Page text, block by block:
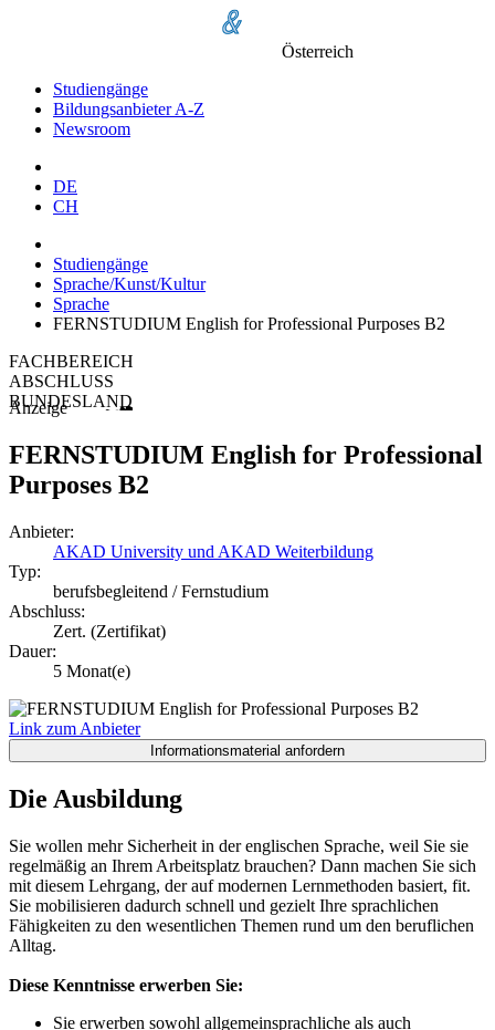
Österreich
Studiengänge
Bildungsanbieter A-Z
Newsroom
DE
CH
Studiengänge
Sprache/Kunst/Kultur
Sprache
FERNSTUDIUM English for Professional Purposes B2
FACHBEREICH
ABSCHLUSS
BUNDESLAND
Anzeige
FERNSTUDIUM English for Professional
Purposes B2
Anbieter:
AKAD University und AKAD Weiterbildung
Typ:
berufsbegleitend / Fernstudium
Abschluss:
Zert. (Zertifikat)
Dauer:
5 Monat(e)
Link zum Anbieter
Die Ausbildung
Sie wollen mehr Sicherheit in der englischen Sprache, weil Sie sie
regelmäßig an Ihrem Arbeitsplatz brauchen? Dann machen Sie sich
mit diesem Lehrgang, der auf modernen Lernmethoden basiert, fit.
Sie mobilisieren dadurch schnell und gezielt Ihre sprachlichen
Fähigkeiten zu den wesentlichen Themen rund um den beruflichen
Alltag.
Diese Kenntnisse erwerben Sie:
Sie erwerben sowohl allgemeinsprachliche als auch